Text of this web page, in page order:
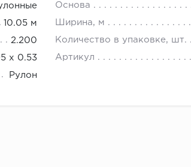
Основа
10.05 м Ширина, м
2.200 Количество в упаковке, шт.
х 0.53 Артикул
Рулон